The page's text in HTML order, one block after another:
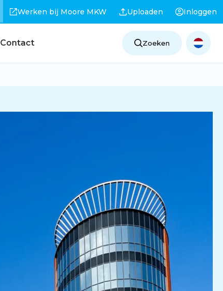
Werken bij Moore MKW Uploaden Inloggen
Contact Zoeken